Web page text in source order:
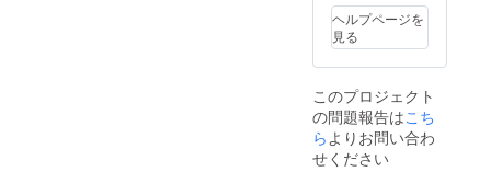
ネット
る環境
が必要
となり
ます。
チケッ
トはク
ラウド
チュー
イロン
100％
ン：貝
ボタン
◯サイ
ズにつ
、肩幅
33.6cm
、袖丈
74.3cm
程によ
り多少
の誤差
は出て
くる可
分ほ
ど、"Gi
selle"動
画をご
だける
期間は
１ヶ月
を予定
してい
部、The
AMOブ
ランド
ステッ
枚セッ
ト、そ
して直
筆のお
礼のお
ヘルプページを
見る
このプロジェクト
の問題報告はこち
らよりお問い合わ
せください